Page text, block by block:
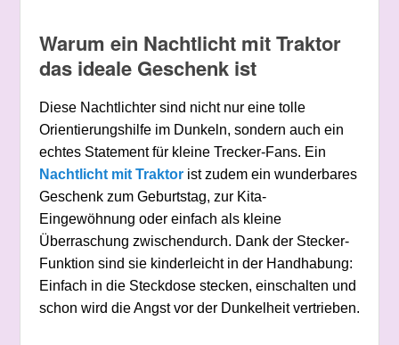
Warum ein Nachtlicht mit Traktor
das ideale Geschenk ist
Diese Nachtlichter sind nicht nur eine tolle
Orientierungshilfe im Dunkeln, sondern auch ein
echtes Statement für kleine Trecker-Fans. Ein
Nachtlicht mit Traktorist zudem ein wunderbares
Geschenk zum Geburtstag, zur Kita-
Eingewöhnung oder einfach als kleine
Überraschung zwischendurch. Dank der Stecker-
Funktion sind sie kinderleicht in der Handhabung:
Einfach in die Steckdose stecken, einschalten und
schon wird die Angst vor der Dunkelheit vertrieben.